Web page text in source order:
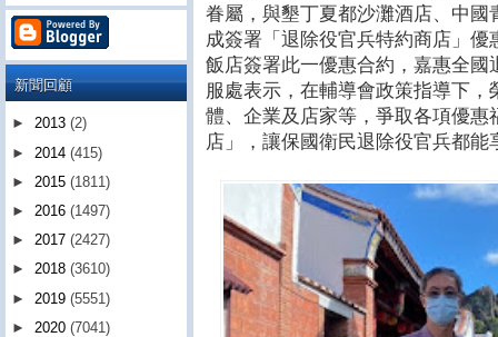
眷屬，與墾丁夏都沙灘酒店、中
成簽署「退除役官兵特約商店」
飯店簽署此一優惠合約，嘉惠全
服處表示，在輔導會政策指導下
體、企業及店家等，爭取各項優
店」，讓保國衛民退除役官兵都能
新聞回顧
► 2013 (2)
► 2014 (415)
► 2015 (1811)
► 2016 (1497)
► 2017 (2427)
► 2018 (3610)
► 2019 (5551)
► 2020 (7041)